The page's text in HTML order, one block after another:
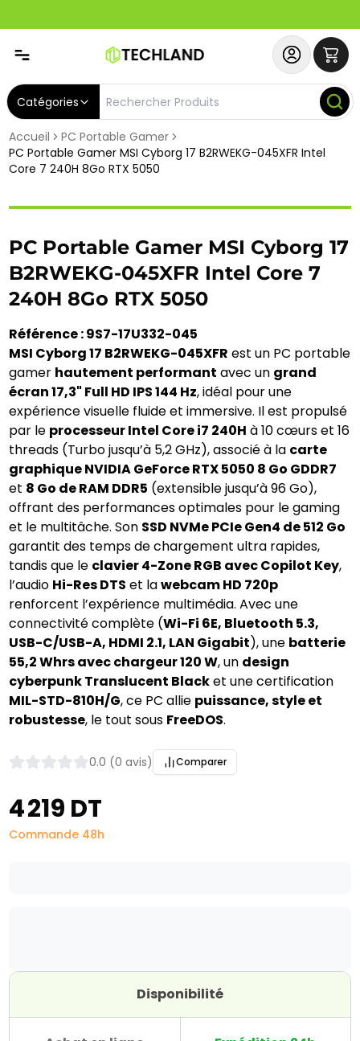
Catégories
Accueil
PC Portable Gamer
PC Portable Gamer MSI Cyborg 17 B2RWEKG-045XFR Intel
Core 7 240H 8Go RTX 5050
PC Portable Gamer MSI Cyborg 17
B2RWEKG-045XFR Intel Core 7
240H 8Go RTX 5050
Référence : 9S7-17U332-045
MSI Cyborg 17 B2RWEKG-045XFR est un PC portable
gamer hautement performant avec un grand
écran 17,3" Full HD IPS 144 Hz, idéal pour une
expérience visuelle fluide et immersive. Il est propulsé
par le processeur Intel Core i7 240H à 10 cœurs et 16
threads (Turbo jusqu’à 5,2 GHz), associé à la carte
graphique NVIDIA GeForce RTX 5050 8 Go GDDR7
et 8 Go de RAM DDR5 (extensible jusqu’à 96 Go),
offrant des performances optimales pour le gaming
et le multitâche. Son SSD NVMe PCIe Gen4 de 512 Go
garantit des temps de chargement ultra rapides,
tandis que le clavier 4-Zone RGB avec Copilot Key,
l’audio Hi-Res DTS et lawebcam HD 720p
renforcent l’expérience multimédia. Avec une
connectivité complète (Wi-Fi 6E, Bluetooth 5.3,
USB-C/USB-A, HDMI 2.1, LAN Gigabit), une batterie
55,2 Whrs avec chargeur 120 W, un design
cyberpunk Translucent Blacket une certification
MIL-STD-810H/G, ce PC allie puissance, style et
robustesse, le tout sous FreeDOS.
0.0 (0 avis) Comparer
4 219 DT
Commande 48h
Disponibilité